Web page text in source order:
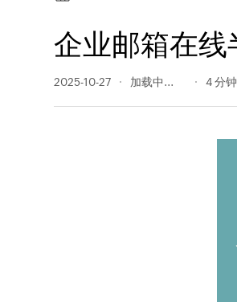
企业邮箱在线
2025-10-27 349 阅读量 4 分钟